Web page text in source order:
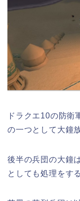
ドラクエ10の防衛
の一つとして大鐘
後半の兵団の大鐘
としても処理をす